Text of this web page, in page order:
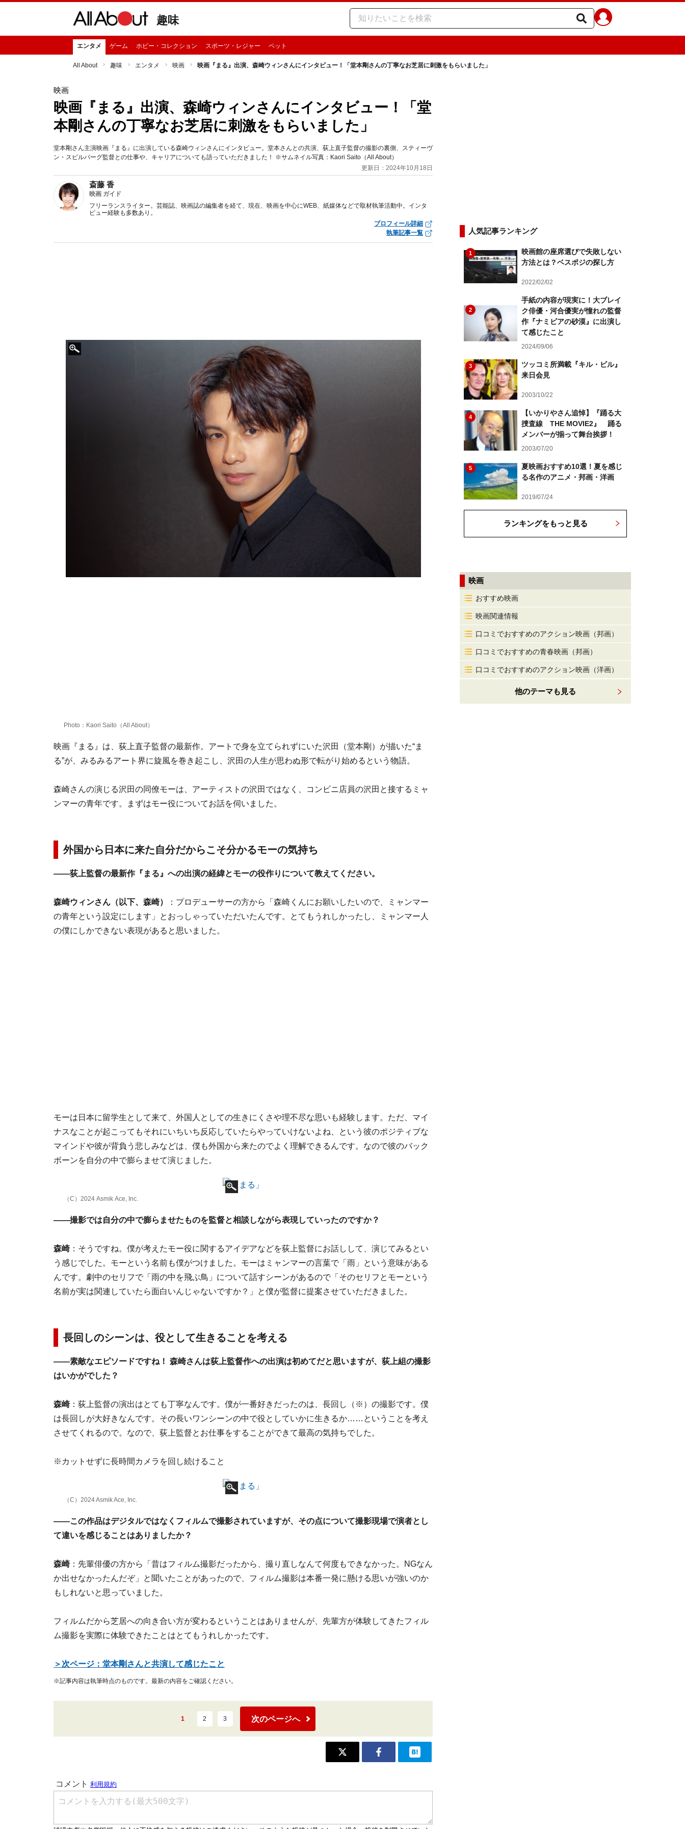
趣味
エンタメ ゲーム ホビー・コレクション スポーツ・レジャー ペット
All About 趣味 エンタメ 映画 映画『まる』出演、森崎ウィンさんにインタビュー！「堂本剛さんの丁寧なお芝居に刺激をもらいました」
映画
映画『まる』出演、森崎ウィンさんにインタビュー！「堂
本剛さんの丁寧なお芝居に刺激をもらいました」
堂本剛さん主演映画『まる』に出演している森崎ウィンさんにインタビュー。堂本さんとの共演、荻上直子監督の撮影の裏側、スティーヴ
ン・スピルバーグ監督との仕事や、キャリアについても語っていただきました！ ※サムネイル写真：Kaori Saito（All About）
更新日：2024年10月18日
斎藤 香
映画 ガイド
フリーランスライター。芸能誌、映画誌の編集者を経て、現在、映画を中心にWEB、紙媒体などで取材執筆活動中。インタ
ビュー経験も多数あり。
プロフィール詳細
執筆記事一覧
Photo：Kaori Saito（All About）
映画『まる』は、荻上直子監督の最新作。アートで身を立てられずにいた沢田（堂本剛）が描いた“ま
る”が、みるみるアート界に旋風を巻き起こし、沢田の人生が思わぬ形で転がり始めるという物語。
森崎さんの演じる沢田の同僚モーは、アーティストの沢田ではなく、コンビニ店員の沢田と接するミャ
ンマーの青年です。まずはモー役についてお話を伺いました。
外国から日本に来た自分だからこそ分かるモーの気持ち
――荻上監督の最新作『まる』への出演の経緯とモーの役作りについて教えてください。
森崎ウィンさん（以下、森崎）
：プロデューサーの方から「森崎くんにお願いしたいので、ミャンマー
の青年という設定にします」とおっしゃっていただいたんです。とてもうれしかったし、ミャンマー人
の僕にしかできない表現があると思いました。
モーは日本に留学生として来て、外国人としての生きにくさや理不尽な思いも経験します。ただ、マイ
ナスなことが起こってもそれにいちいち反応していたらやっていけないよね、という彼のポジティブな
マインドや彼が背負う悲しみなどは、僕も外国から来たのでよく理解できるんです。なので彼のバック
ボーンを自分の中で膨らませて演じました。
（C）2024 Asmik Ace, Inc.
――撮影では自分の中で膨らませたものを監督と相談しながら表現していったのですか？
森崎：そうですね。僕が考えたモー役に関するアイデアなどを荻上監督にお話しして、演じてみるとい
う感じでした。モーという名前も僕がつけました。モーはミャンマーの言葉で「雨」という意味がある
んです。劇中のセリフで「雨の中を飛ぶ鳥」について話すシーンがあるので「そのセリフとモーという
名前が実は関連していたら面白いんじゃないですか？」と僕が監督に提案させていただきました。
長回しのシーンは、役として生きることを考える
――素敵なエピソードですね！ 森崎さんは荻上監督作への出演は初めてだと思いますが、荻上組の撮影
はいかがでした？
森崎：荻上監督の演出はとても丁寧なんです。僕が一番好きだったのは、長回し（※）の撮影です。僕
は長回しが大好きなんです。その長いワンシーンの中で役としていかに生きるか……ということを考え
させてくれるので。なので、荻上監督とお仕事をすることができて最高の気持ちでした。
※カットせずに長時間カメラを回し続けること
（C）2024 Asmik Ace, Inc.
――この作品はデジタルではなくフィルムで撮影されていますが、その点について撮影現場で演者とし
て違いを感じることはありましたか？
森崎：先輩俳優の方から「昔はフィルム撮影だったから、撮り直しなんて何度もできなかった。NGなん
か出せなかったんだぞ」と聞いたことがあったので、フィルム撮影は本番一発に懸ける思いが強いのか
もしれないと思っていました。
フィルムだから芝居への向き合い方が変わるということはありませんが、先輩方が体験してきたフィル
ム撮影を実際に体験できたことはとてもうれしかったです。
＞次ページ：堂本剛さんと共演して感じたこと
※記事内容は執筆時点のものです。最新の内容をご確認ください。
1 2 3 次のページへ
人気記事ランキング
1
映画館の座席選びで失敗しない
方法とは？ベスポジの探し方
2022/02/02
2
手紙の内容が現実に！大ブレイ
ク俳優・河合優実が憧れの監督
作『ナミビアの砂漠』に出演し
て感じたこと
2024/09/06
3
ツッコミ所満載『キル・ビル』
来日会見
2003/10/22
4
【いかりやさん追悼】『踊る大
捜査線 THE MOVIE2』 踊る
メンバーが揃って舞台挨拶！
2003/07/20
5
夏映画おすすめ10選！夏を感じ
る名作のアニメ・邦画・洋画
2019/07/24
ランキングをもっと見る
映画
おすすめ映画
映画関連情報
口コミでおすすめのアクション映画（邦画）
口コミでおすすめの青春映画（邦画）
口コミでおすすめのアクション映画（洋画）
他のテーマも見る